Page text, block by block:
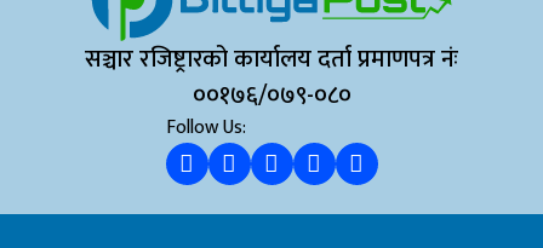
सञ्चार रजिष्ट्रारको कार्यालय दर्ता प्रमाणपत्र नंः
००१७६/०७९-०८०
Follow Us: